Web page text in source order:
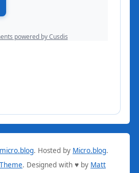
micro.blog. Hosted by Micro.blog.
. Designed with ♥ by Matt